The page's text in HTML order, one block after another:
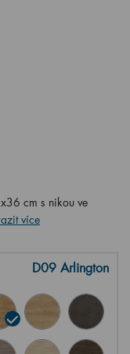
cm s nikou ve
více
D09 Arlington